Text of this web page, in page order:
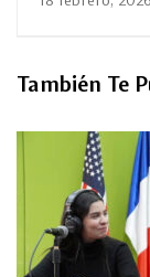
La Salle”
También Te